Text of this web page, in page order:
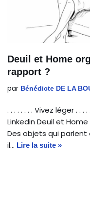
Deuil et Home
rapport ?
par Bénédicte DE LA
. . . . . . . . Vivez léger . .
Linkedin Deuil et
Des objets qui parlent
il… Lire la suite »